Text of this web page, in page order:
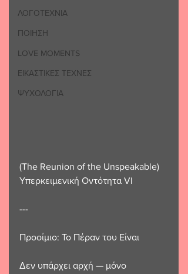
ΛΟΓΟΤΕΧΝΙΑ
ΠΟΙΗΣΗ
LOVE MOMENTS
ΕΙΚΑΣΤΙΚΕΣ ΤΕΧΝΕΣ
ΨΥΧΟΛΟΓΙΑ
(The Reunion of the Unspeakable)
Υπερκειμενική Οντότητα VI
---
Προοίμιο: Το Πέραν του Είναι
Δεν υπάρχει αρχή — μόνο